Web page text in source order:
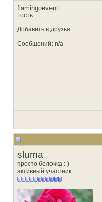
flamingoevent
Гость
Добавить в друзья
Сообщений: n/a
sluma
просто белочка :-)
активный участник